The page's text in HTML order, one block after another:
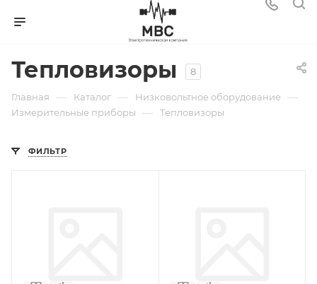
Тепловизоры 8
Главная — Каталог — Низковольтное оборудование —
Измерительные приборы — Тепловизоры
ФИЛЬТР